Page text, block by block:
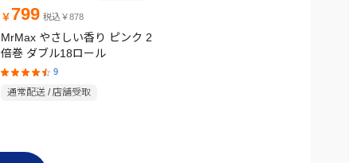
￥ 799 税込￥878
MrMax やさしい香り ピンク 2
倍巻 ダブル18ロール
9
通常配送 / 店舗受取